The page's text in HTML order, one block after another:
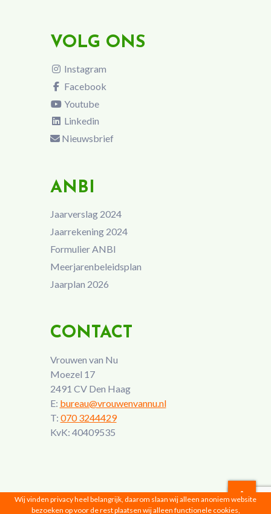
VOLG ONS
Instagram
Facebook
Youtube
Linkedin
Nieuwsbrief
ANBI
Jaarverslag 2024
Jaarrekening 2024
Formulier ANBI
Meerjarenbeleidsplan
Jaarplan 2026
CONTACT
Vrouwen van Nu
Moezel 17
2491 CV Den Haag
E: bureau@vrouwenvannu.nl
T: 070 3244429
KvK: 40409535
Wij vinden privacy heel belangrijk, daarom slaan wij alleen anoniem website
bezoeken op voor de rest plaatsen wij alleen functionele cookies,